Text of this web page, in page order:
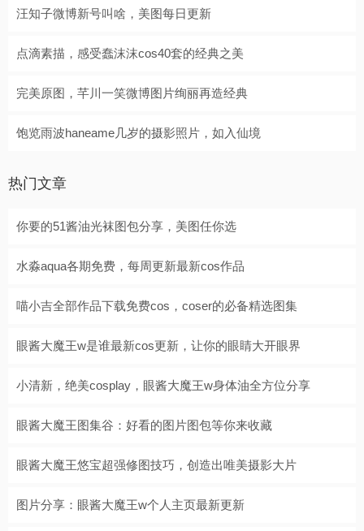
汪知子微博新号叫啥，美图每日更新
点滴素描，感受蠢沫沫cos40套的经典之美
完美原图，芊川一笑微博图片绚丽再造经典
饱览雨波haneame几岁的摄影照片，如入仙境
热门文章
你要的51酱油光袜图包分享，美图任你选
水淼aqua各期免费，每周更新最新cos作品
喵小吉全部作品下载免费cos，coser的必备精选图集
眼酱大魔王w是谁最新cos更新，让你的眼睛大开眼界
小清新，绝美cosplay，眼酱大魔王w身体油全方位分享
眼酱大魔王图集谷：好看的图片图包等你来收藏
眼酱大魔王悠宝超强修图技巧，创造出唯美摄影大片
图片分享：眼酱大魔王w个人主页最新更新